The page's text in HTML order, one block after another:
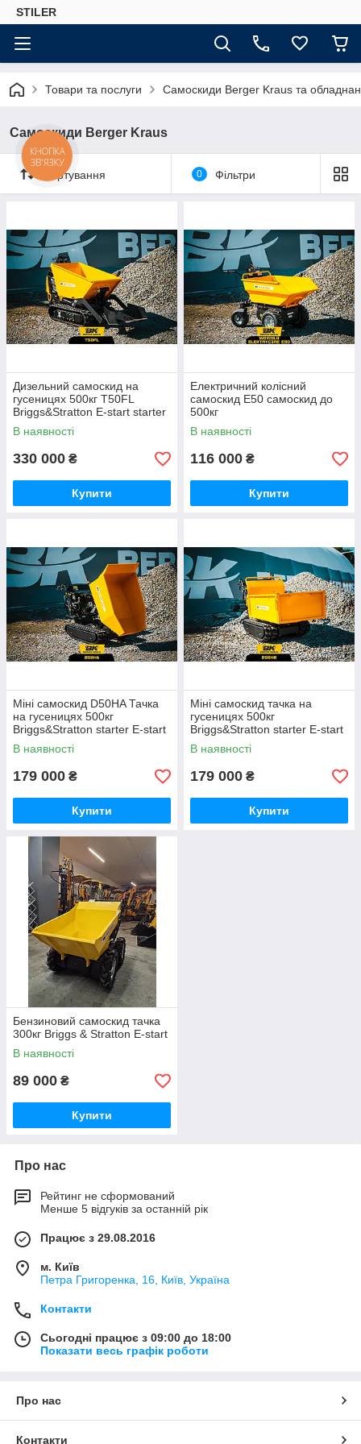
STILER
Товари та послуги Самоскиди Berger Kraus та
Самоскиди Berger Kraus
Сортування 0 Фільтри
Дизельний самоскид на
гусеницях 500кг T50FL
Briggs&Stratton E-start starter
В наявності
330 000 ₴
Купити
Електричний колісний
самоскид Е50 самоскид до
500кг
В наявності
116 000 ₴
Купити
Міні самоскид D50HA Тачка
на гусеницях 500кг
Briggs&Stratton starter E-start
В наявності
179 000 ₴
Купити
Міні самоскид тачка на
гусеницях 500кг
Briggs&Stratton starter E-start
В наявності
179 000 ₴
Купити
Бензиновий самоскид тачка
300кг Briggs & Stratton E-start
В наявності
89 000 ₴
Купити
Про нас
Рейтинг не сформований
Менше 5 відгуків за останній рік
Працює з 29.08.2016
м. Київ
Петра Григоренка, 16, Київ, Україна
Контакти
Сьогодні працює з 09:00 до 18:00
Показати весь графік роботи
Про нас
Контакти
КНОПКА
ЗВ'ЯЗКУ